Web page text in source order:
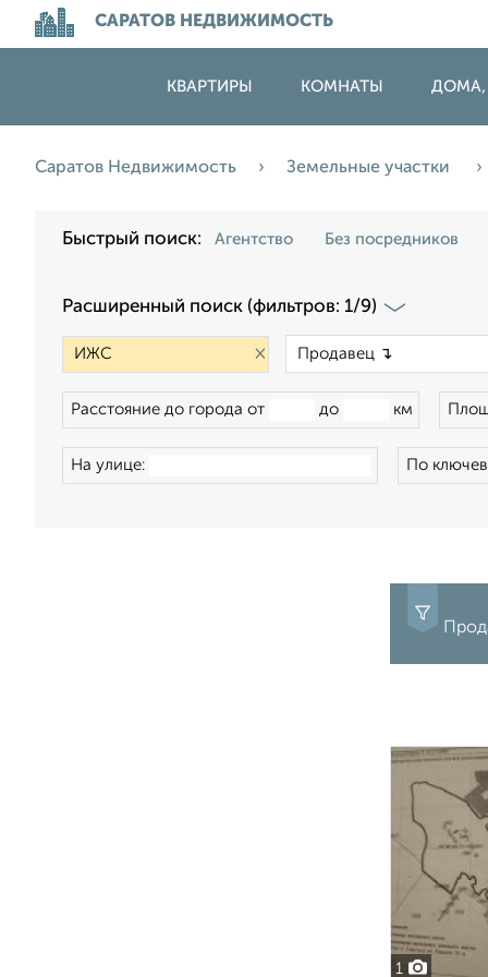
САРАТОВ НЕДВИЖИМОСТЬ
КВАРТИРЫ КОМНАТЫ ДОМА,
Саратов Недвижимость Земельные участки
Быстрый поиск: Агентство Без посредников
Расширенный поиск (фильтров: 1/9)
×
Расстояние до города от до км
На улице: По
1